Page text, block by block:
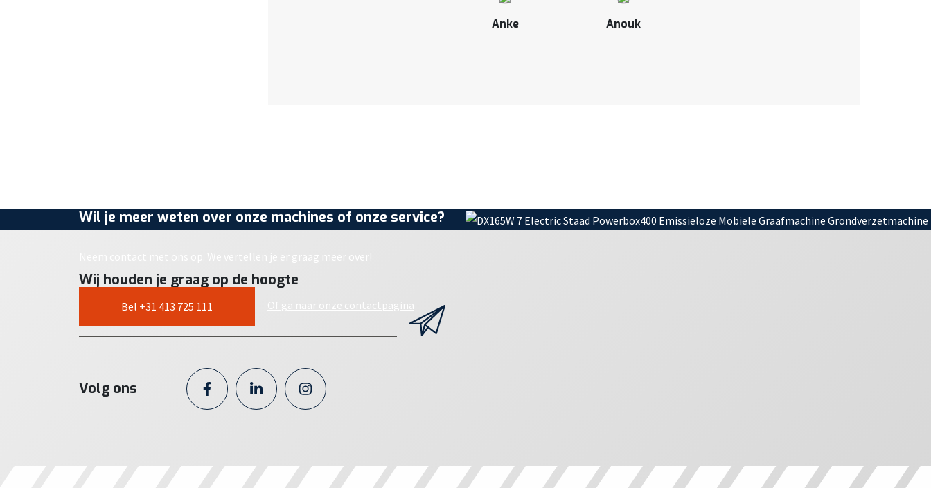
Anke Anouk
Wil je meer weten over onze machines of onze service?
Neem contact met ons op. We vertellen je er graag meer over!
Bel +31 413 725 111 Of ga naar onze contactpagina
Wij houden je graag op de hoogte
Volg ons